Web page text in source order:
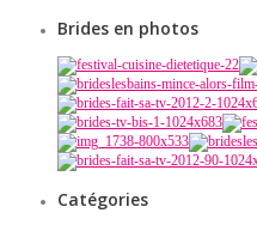
Brides en photos
Catégories